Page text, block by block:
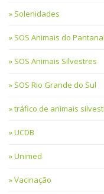
Solenidades
SOS Animais do Pantanal
SOS Animais Silvestres
SOS Rio Grande do Sul
tráfico de animais
UCDB
Unimed
Vacinação